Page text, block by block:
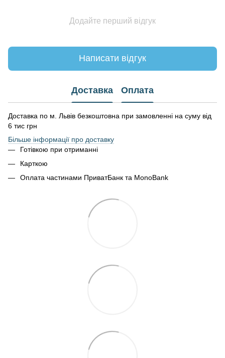
Додайте перший відгук
Написати відгук
Доставка Оплата
Доставка по м. Львів безкоштовна при замовленні на суму від
6 тис грн
Більше інформації про доставку
Готівкою при отриманні
Карткою
Оплата частинами ПриватБанк та MonoBank